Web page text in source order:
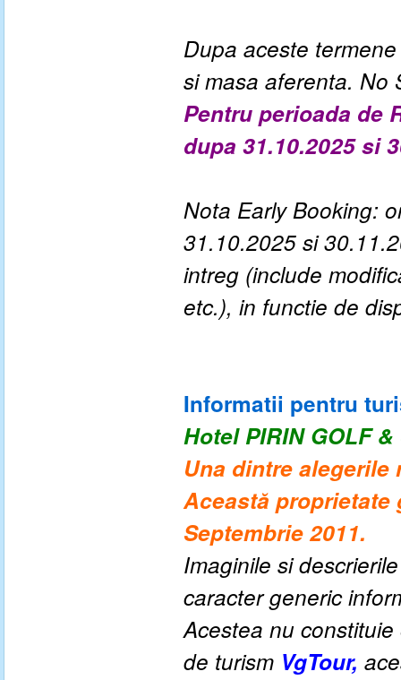
Dupa aceste
si masa aferenta. No
Pentru perioada de
dupa 31.10.2025 si
Nota Early Booking:
31.10.2025 si
intreg (include
etc.), in functie de
Informatii pentru
Hotel PIRIN GOLF
Una dintre
Această proprietate
Septembrie 2011.
Imaginile si
caracter generic
Acestea nu
de turism VgTour,